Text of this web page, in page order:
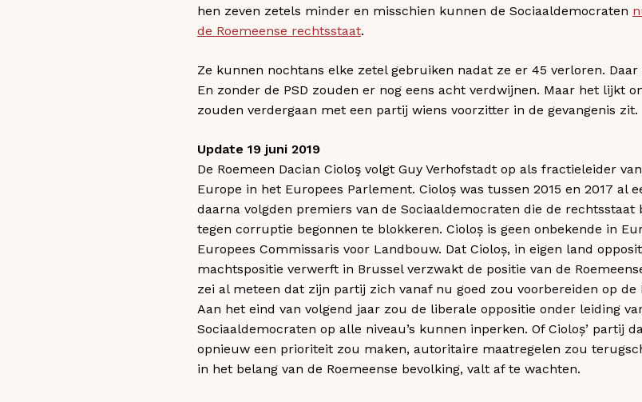
hen zeven zetels minder en misschien kunnen de Sociaaldemocraten
de Roemeense rechtsstaat.
Ze kunnen nochtans elke zetel gebruiken nadat ze er 45 verloren.
En zonder de PSD zouden er nog eens acht verdwijnen. Maar het lijkt
zouden verdergaan met een partij wiens voorzitter in de gevangenis zit.
Update 19 juni 2019
De Roemeen Dacian Cioloş volgt Guy Verhofstadt op als fractieleider
Europe in het Europees Parlement. Cioloș was tussen 2015 en 2017 al
daarna volgden premiers van de Sociaaldemocraten die de rechtsstaat
tegen corruptie begonnen te blokkeren. Cioloș is geen onbekende in
Europees Commissaris voor Landbouw. Dat Cioloș, in eigen land
machtspositie verwerft in Brussel verzwakt de positie van de
zei al meteen dat zijn partij zich vanaf nu goed zou voorbereiden op de
Aan het eind van volgend jaar zou de liberale oppositie onder leiding
Sociaaldemocraten op alle niveau’s kunnen inperken. Of Cioloș’ partij
opnieuw een prioriteit zou maken, autoritaire maatregelen zou
in het belang van de Roemeense bevolking, valt af te wachten.